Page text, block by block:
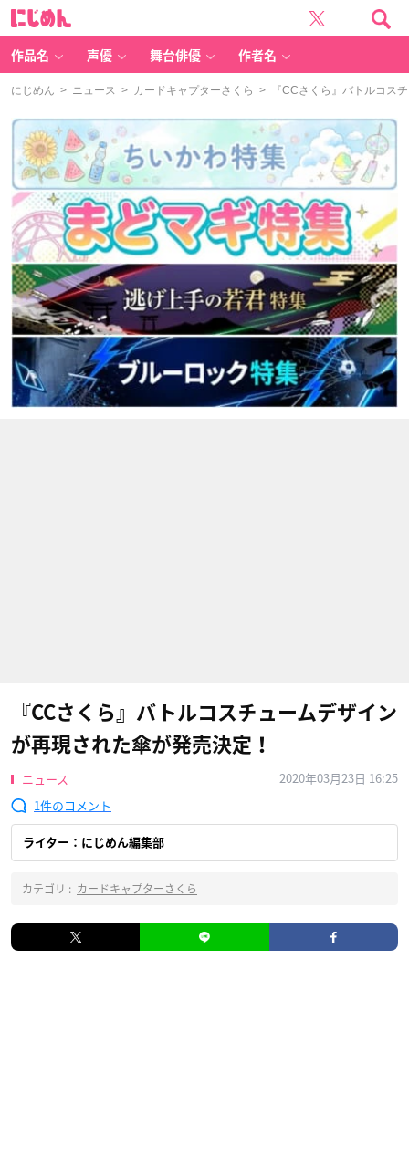
作品名 声優 舞台俳優 作者名
にじめん > ニュース > カードキャプターさくら > 『CCさくら』バトルコス
『CCさくら』バトルコスチュームデザイン
が再現された傘が発売決定！
ニュース
2020年03月23日 16:25
1
ライター：にじめん編集部
カテゴリ : カードキャプターさくら